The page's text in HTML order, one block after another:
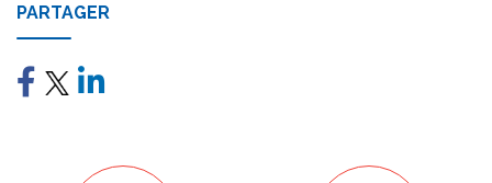
PARTAGER